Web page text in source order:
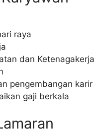
raya
dan
pengembangan karir
gaji berkala